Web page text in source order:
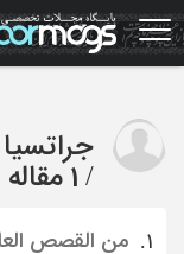
Skip
to
main
جراتسیا
/ 1 مقاله
1. من القصص